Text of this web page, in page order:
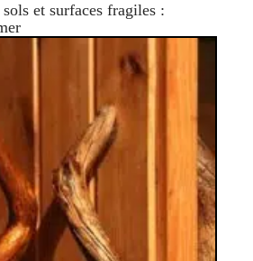
et surfaces fragiles :